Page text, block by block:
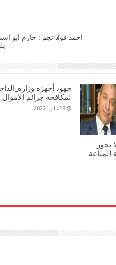
احمد فؤاد نجم : حازم ابو
يجوز
المباعة
جهود أجهزة
لمكافحة جرائم الأموال
28 يناير، 2022